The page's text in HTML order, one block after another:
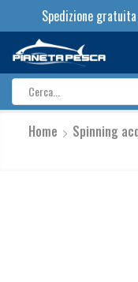
Spedizione
Home Spinning